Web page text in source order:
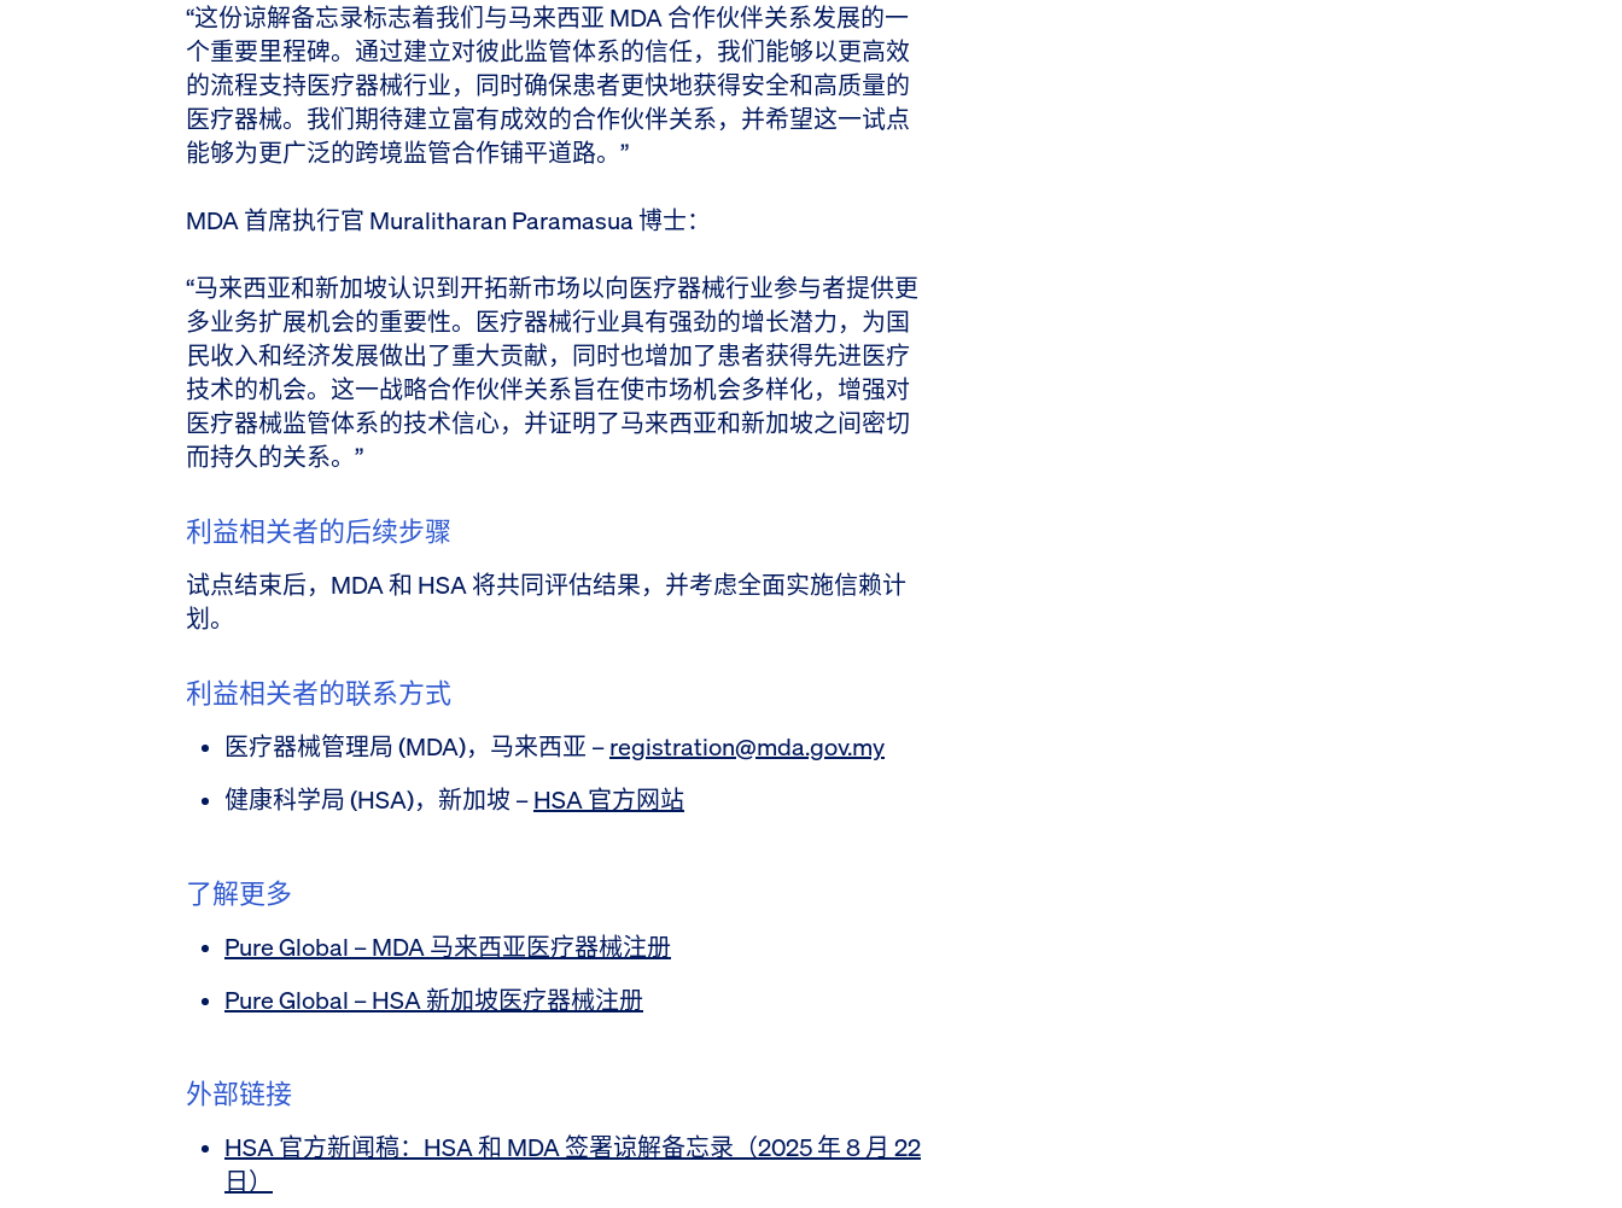
“这份谅解备忘录标志着我们与马来西亚 MDA 合作伙伴关系发展的一
个重要里程碑。通过建立对彼此监管体系的信任，我们能够以更高效
的流程支持医疗器械行业，同时确保患者更快地获得安全和高质量的
医疗器械。我们期待建立富有成效的合作伙伴关系，并希望这一试点
能够为更广泛的跨境监管合作铺平道路。”
MDA 首席执行官 Muralitharan Paramasua 博士：
“马来西亚和新加坡认识到开拓新市场以向医疗器械行业参与者提供更
多业务扩展机会的重要性。医疗器械行业具有强劲的增长潜力，为国
民收入和经济发展做出了重大贡献，同时也增加了患者获得先进医疗
技术的机会。这一战略合作伙伴关系旨在使市场机会多样化，增强对
医疗器械监管体系的技术信心，并证明了马来西亚和新加坡之间密切
而持久的关系。”
利益相关者的后续步骤
试点结束后，MDA 和 HSA 将共同评估结果，并考虑全面实施信赖计
划。
利益相关者的联系方式
医疗器械管理局 (MDA)，马来西亚 –registration@mda.gov.my
健康科学局 (HSA)，新加坡 –HSA 官方网站
了解更多
Pure Global – MDA 马来西亚医疗器械注册
Pure Global – HSA 新加坡医疗器械注册
外部链接
HSA 官方新闻稿：HSA 和 MDA 签署谅解备忘录（2025 年 8 月 22
日）